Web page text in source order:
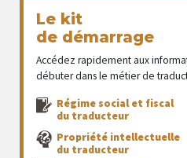
Le kit
de démarrage
Accédez rapidement aux
débuter dans le métier de
Régime social et fiscal
du traducteur
Propriété intellectuelle
du traducteur